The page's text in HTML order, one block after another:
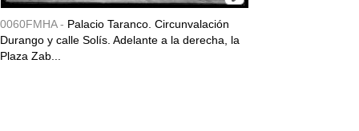
0060FMHA - Palacio Taranco. Circunvalación
Durango y calle Solís. Adelante a la derecha, la
Plaza Zab...